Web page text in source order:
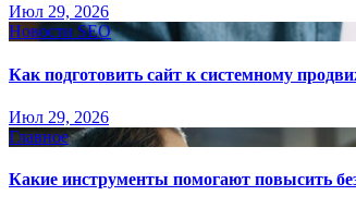
Июл 29, 2026
Новости SEO
Как подготовить сайт к системному
Июл 29, 2026
Главное
Какие инструменты помогают повысить